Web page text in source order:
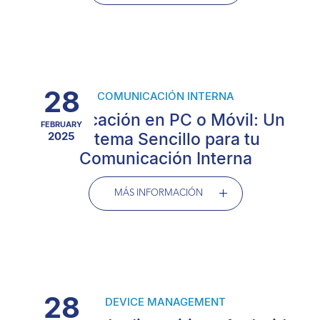
28
FEBRUARY
2025
COMUNICACIÓN INTERNA
Notificación en PC o Móvil: Un
Sistema Sencillo para tu
Comunicación Interna
MÁS INFORMACIÓN
28 DEVICE MANAGEMENT